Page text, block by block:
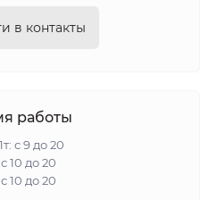
в контакты
работы
с 9 до 20
10 до 20
10 до 20